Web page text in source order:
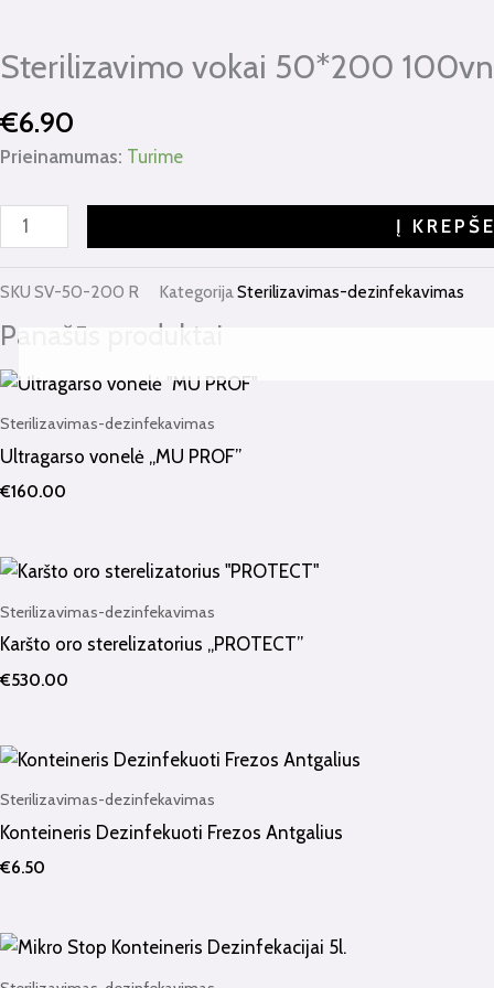
Sterilizavimo vokai 50*200
€6.90
Prieinamumas: Turime
vokai
100vnt.
(be
indikatorių)
Į
SKU SV-50-200 R KategorijaSterilizavimas-dezinfekavimas
Panašūs produktai
Sterilizavimas-dezinfekavimas
Ultragarso vonelė „MU PROF”
€160.00
Sterilizavimas-dezinfekavimas
Karšto oro sterelizatorius „PROTECT”
€530.00
Sterilizavimas-dezinfekavimas
Konteineris Dezinfekuoti Frezos Antgalius
€6.50